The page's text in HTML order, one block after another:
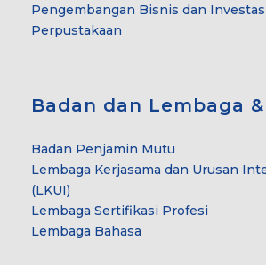
Pengembangan Bisnis dan
Perpustakaan
Badan dan Lembaga &
Badan Penjamin Mutu
Lembaga Kerjasama dan Urusan
(LKUI)
Lembaga Sertifikasi Profesi
Lembaga Bahasa